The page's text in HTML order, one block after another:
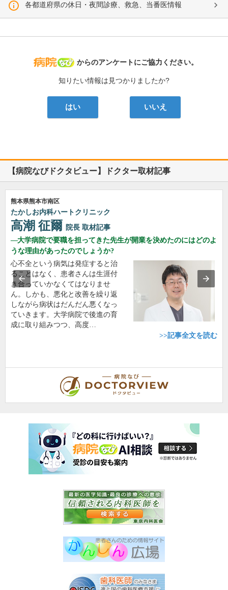
各都道府県の休日・夜間診療、救急、当番医情報
病院なび
からのアンケートにご協力ください。
知りたい情報は見つかりましたか?
はい いいえ
【病院なびドクタビュー】ドクター取材記事
熊本県熊本市南区
たかしお内科ハートクリニック
高潮 征爾 院長 取材記事
大学病院で要職を担ってきた先生が開業を決めたのにはどのよ
うな理由があったのでしょうか?
心不全という病気は発症すると治
ることはなく、患者さんは生涯付
き合っていかなくてはなりませ
ん。しかも、悪化と改善を繰り返
しながら病状はだんだん悪くなっ
ていきます。大学病院で後進の育
成に取り組みつつ、高度…
>>記事全文を読む